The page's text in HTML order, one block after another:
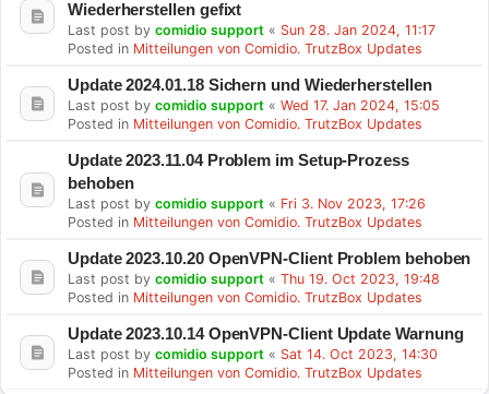
Wiederherstellen gefixt
Last post by comidio support « Sun 28. Jan 2024, 11:17
Posted in Mitteilungen von Comidio. TrutzBox Updates
Update 2024.01.18 Sichern und Wiederherstellen
Last post by comidio support « Wed 17. Jan 2024, 15:05
Posted in Mitteilungen von Comidio. TrutzBox Updates
Update 2023.11.04 Problem im Setup-Prozess
behoben
Last post by comidio support « Fri 3. Nov 2023, 17:26
Posted in Mitteilungen von Comidio. TrutzBox Updates
Update 2023.10.20 OpenVPN-Client Problem behoben
Last post by comidio support « Thu 19. Oct 2023, 19:48
Posted in Mitteilungen von Comidio. TrutzBox Updates
Update 2023.10.14 OpenVPN-Client Update Warnung
Last post by comidio support « Sat 14. Oct 2023, 14:30
Posted in Mitteilungen von Comidio. TrutzBox Updates